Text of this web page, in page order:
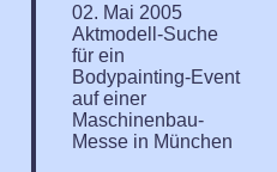
02. Mai 2005
Aktmodell-Suche
für ein
Bodypainting-Event
auf einer
Maschinenbau-
Messe in München